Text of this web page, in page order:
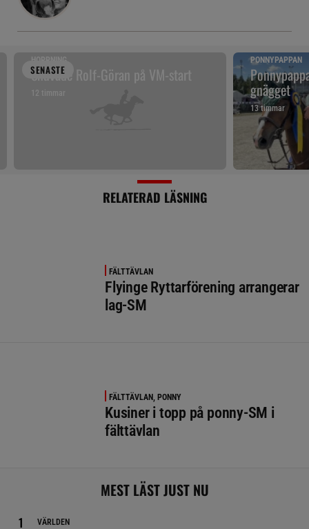
SENASTE
HOPPNING
Snuvade Rolf-Göran på VM-start
12 timmar
PONNYPAPPAN
gnägget
13 timmar
RELATERAD LÄSNING
FÄLTTÄVLAN
Flyinge Ryttarförening arrangerar
lag-SM
FÄLTTÄVLAN, PONNY
Kusiner i topp på ponny-SM i
fälttävlan
MEST LÄST JUST NU
VÄRLDEN